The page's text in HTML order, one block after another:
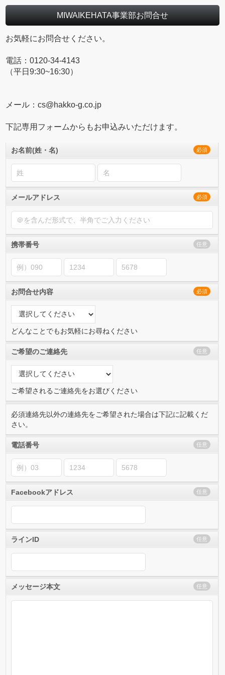
MIWAIKEHATA事業部お問合せ
お気軽にお問合せください。
電話：0120-34-4143
（平日9:30~16:30）
メール：cs@hakko-g.co.jp
下記専用フォームからもお申込みいただけます。
お名前(姓・名) 必須
メールアドレス 必須
携帯番号 任意
お問合せ内容 必須
どんなことでもお気軽にお尋ねください
ご希望のご連絡先 任意
ご希望されるご連絡先をお選びください
必須連絡先以外の連絡先をご希望された場合は下記に記載くだ
さい。
電話番号 任意
Facebookアドレス 任意
ラインID 任意
メッセージ本文 任意